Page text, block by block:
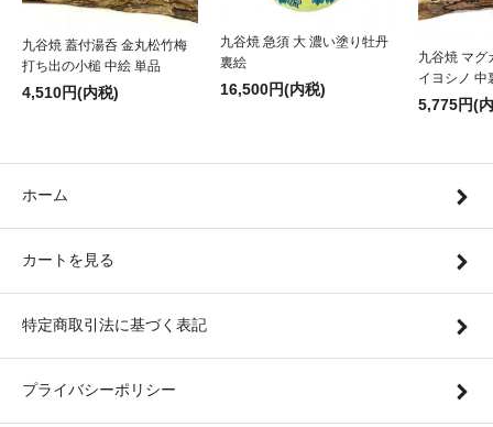
九谷焼 蓋付湯呑 金丸松竹梅
打ち出の小槌 中絵 単品
4,510円(内税)
九谷焼 急須 大 濃い塗り牡丹
裏絵
16,500円(内税)
九谷焼 マグ
イヨシノ 中
5,775円(
ホーム
カートを見る
特定商取引法に基づく表記
プライバシーポリシー